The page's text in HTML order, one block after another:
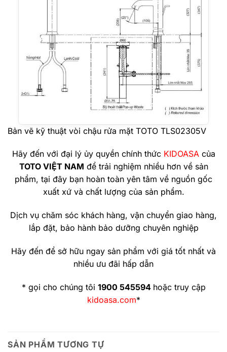
Bản vẽ kỹ thuật vòi chậu rửa mặt TOTO TLS02305V
Hãy đến với đại lý ủy quyền chính thứcKIDOASA của
TOTO VIỆT NAM để trải nghiệm nhiều hơn về sản
phẩm, tại đây bạn hoàn toàn yên tâm về nguồn gốc
xuất xứ và chất lượng của sản phẩm.
Dịch vụ chăm sóc khách hàng, vận chuyển giao hàng,
lắp đặt, bảo hành bảo dưỡng chuyên nghiệp
Hãy đến để sở hữu ngay sản phẩm với giá tốt nhất và
nhiều ưu đãi hấp dẫn
* gọi cho chúng tôi 1900 545594 hoặc truy cập
kidoasa.com*
SẢN PHẨM TƯƠNG TỰ